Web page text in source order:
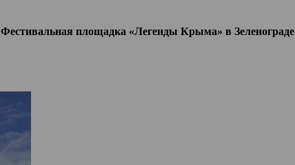
Фестивальная площадка «Легенды Крыма» в Зеленограде